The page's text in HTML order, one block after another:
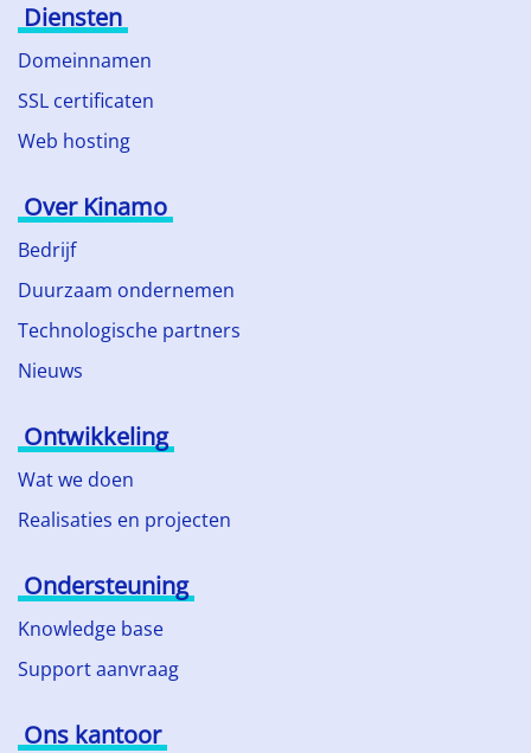
Diensten
Domeinnamen
SSL certificaten
Web hosting
Over Kinamo
Bedrijf
Duurzaam ondernemen
Technologische partners
Nieuws
Ontwikkeling
Wat we doen
Realisaties en projecten
Ondersteuning
Knowledge base
Support aanvraag
Ons kantoor